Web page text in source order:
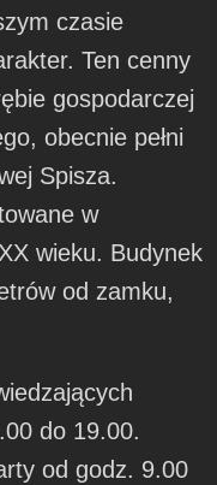
czasie
Ten cenny
gospodarczej
obecnie pełni
Spisza.
w
wieku. Budynek
od zamku,
do 19.00.
od godz. 9.00